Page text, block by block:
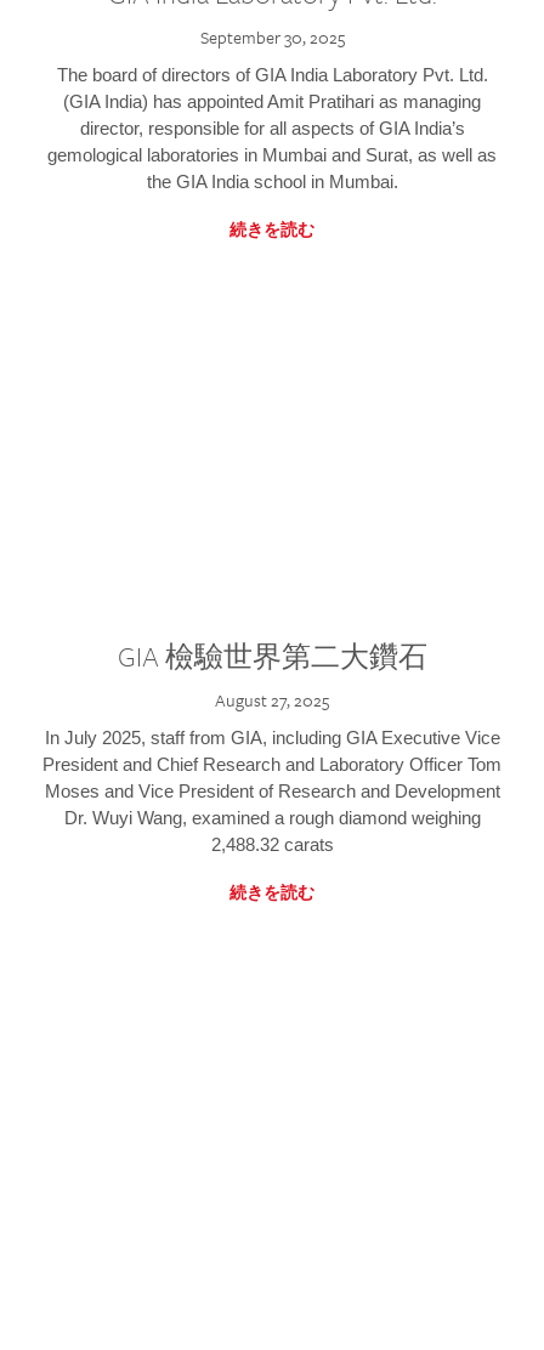
September 30, 2025
The board of directors of GIA India Laboratory Pvt. Ltd.
(GIA India) has appointed Amit Pratihari as managing
director, responsible for all aspects of GIA India’s
gemological laboratories in Mumbai and Surat, as well as
the GIA India school in Mumbai.
続きを読む
GIA 檢驗世界第二大鑽石
August 27, 2025
In July 2025, staff from GIA, including GIA Executive Vice
President and Chief Research and Laboratory Officer Tom
Moses and Vice President of Research and Development
Dr. Wuyi Wang, examined a rough diamond weighing
2,488.32 carats
続きを読む